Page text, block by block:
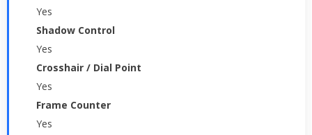
Yes
Shadow Control
Yes
Crosshair / Dial Point
Yes
Frame Counter
Yes